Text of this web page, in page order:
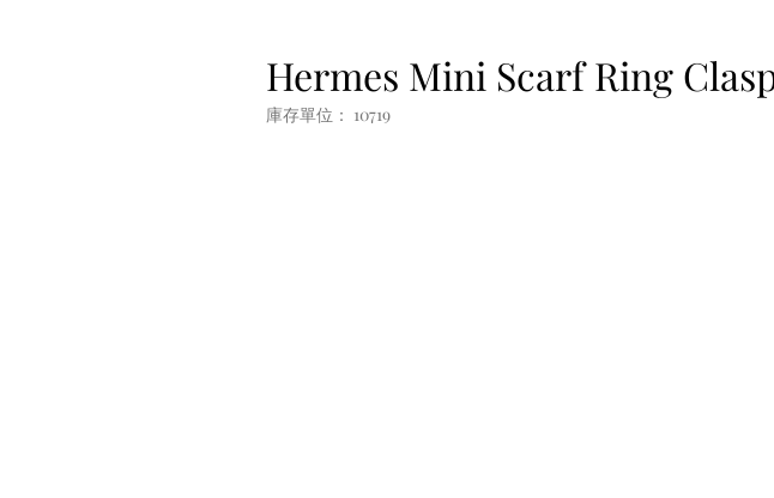
Hermes Mini Scarf Ring
庫存單位： 10719